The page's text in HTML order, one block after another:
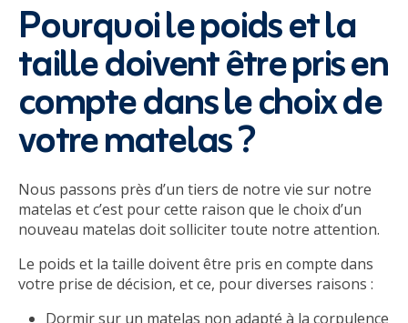
Pourquoi le poids et la
taille doivent être pris en
compte dans le choix de
votre matelas ?
Nous passons près d’un tiers de notre vie sur notre
matelas et c’est pour cette raison que le choix d’un
nouveau matelas doit solliciter toute notre attention.
Le poids et la taille doivent être pris en compte dans
votre prise de décision, et ce, pour diverses raisons :
Dormir sur un matelas non adapté à la corpulence